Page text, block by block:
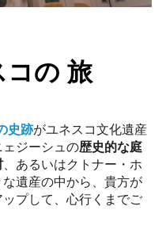
コの 旅
史跡がユネスコ文化遺産
ジーシュの歴史的な庭
、あるいはクトナー・ホ
遺産の中から、貴方が
プして、心行くまでご